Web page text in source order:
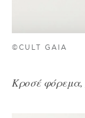
©CULT GAIA
Κροσέ φόρεμα,